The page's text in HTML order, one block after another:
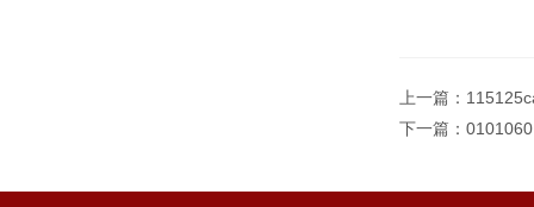
上一篇：
下一篇：